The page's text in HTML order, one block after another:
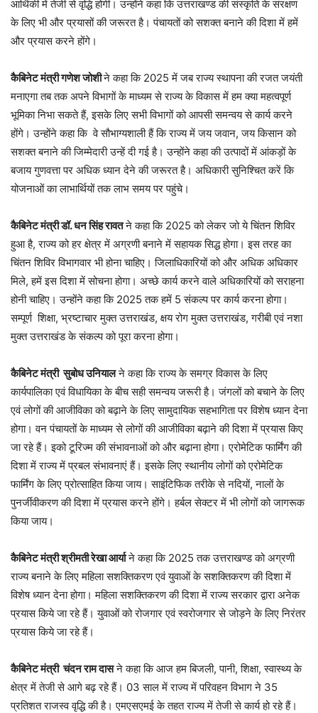
आर्थिकी में तेजी से वृद्धि होगी। उन्होंने कहा कि उत्तराखण्ड की संस्कृति के संरक्षण
के लिए भी और प्रयासों की जरूरत है। पंचायतों को सशक्त बनाने की दिशा में हमें
और प्रयास करने होंगे।
कैबिनेट मंत्री गणेश जोशीने कहा कि 2025 में जब राज्य स्थापना की रजत जयंती
मनाएगा तब तक अपने विभागों के माध्यम से राज्य के विकास में हम क्या महत्वपूर्ण
भूमिका निभा सकते हैं, इसके लिए सभी विभागों को आपसी समन्वय से कार्य करने
होंगे। उन्होंने कहा कि वे सौभाग्यशाली हैं कि राज्य में जय जवान, जय किसान को
सशक्त बनाने की जिम्मेदारी उन्हें दी गई है। उन्होंने कहा की उत्पादों में आंकड़ों के
बजाय गुणवत्ता पर अधिक ध्यान देने की जरूरत है। अधिकारी सुनिश्चित करें कि
योजनाओं का लाभार्थियों तक लाभ समय पर पहुंचे।
कैबिनेट मंत्री डॉ. धन सिंह रावतने कहा कि 2025 को लेकर जो ये चिंतन शिविर
हुआ है, राज्य को हर क्षेत्र में अग्रणी बनाने में सहायक सिद्ध होगा। इस तरह का
चिंतन शिविर विभागवार भी होना चाहिए। जिलाधिकारियों को और अधिक अधिकार
मिले, हमें इस दिशा में सोचना होगा। अच्छे कार्य करने वाले अधिकारियों को सराहना
होनी चाहिए। उन्होंने कहा कि 2025 तक हमें 5 संकल्प पर कार्य करना होगा।
सम्पूर्ण शिक्षा, भ्रष्टाचार मुक्त उत्तराखंड, क्षय रोग मुक्त उत्तराखंड, गरीबी एवं नशा
मुक्त उत्तराखंड के संकल्प को पूरा करना होगा।
कैबिनेट मंत्री सुबोध उनियालने कहा कि राज्य के समग्र विकास के लिए
कार्यपालिका एवं विधायिका के बीच सही समन्वय जरूरी है। जंगलों को बचाने के लिए
एवं लोगों की आजीविका को बढ़ाने के लिए सामुदायिक सहभागिता पर विशेष ध्यान देना
होगा। वन पंचायतों के माध्यम से लोगों की आजीविका बढ़ाने की दिशा में प्रयास किए
जा रहे हैं। इको टूरिज्म की संभावनाओं को और बढ़ाना होगा। एरोमेटिक फार्मिंग की
दिशा में राज्य में प्रबल संभावनाएं हैं। इसके लिए स्थानीय लोगों को एरोमेटिक
फार्मिंग के लिए प्रोत्साहित किया जाय। साइंटिफिक तरीके से नदियों, नालों के
पुनर्जीवीकरण की दिशा में प्रयास करने होंगे। हर्बल सेक्टर में भी लोगों को जागरूक
किया जाय।
कैबिनेट मंत्री श्रीमती रेखा आर्याने कहा कि 2025 तक उत्तराखण्ड को अग्रणी
राज्य बनाने के लिए महिला सशक्तिकरण एवं युवाओं के सशक्तिकरण की दिशा में
विशेष ध्यान देना होगा। महिला सशक्तिकरण की दिशा में राज्य सरकार द्वारा अनेक
प्रयास किये जा रहे हैं। युवाओं को रोजगार एवं स्वरोजगार से जोड़ने के लिए निरंतर
प्रयास किये जा रहे हैं।
कैबिनेट मंत्री चंदन राम दासने कहा कि आज हम बिजली, पानी, शिक्षा, स्वास्थ्य के
क्षेत्र में तेजी से आगे बढ़ रहे हैं। 03 साल में राज्य में परिवहन विभाग ने 35
प्रतिशत राजस्व वृद्धि की है। एमएसएमई के तहत राज्य में तेजी से कार्य हो रहे हैं।